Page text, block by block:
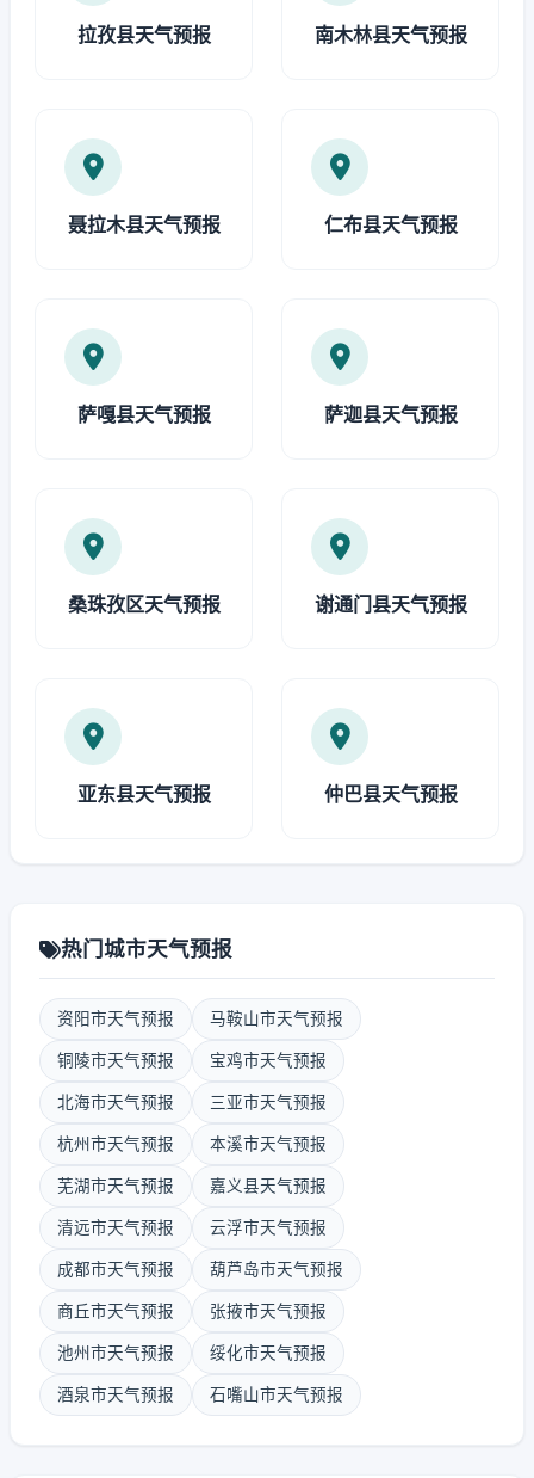
拉孜县天气预报 南木林县天气预报
聂拉木县天气预报 仁布县天气预报
萨嘎县天气预报 萨迦县天气预报
桑珠孜区天气预报 谢通门县天气预报
亚东县天气预报 仲巴县天气预报
热门城市天气预报
资阳市天气预报 马鞍山市天气预报
铜陵市天气预报 宝鸡市天气预报
北海市天气预报 三亚市天气预报
杭州市天气预报 本溪市天气预报
芜湖市天气预报 嘉义县天气预报
清远市天气预报 云浮市天气预报
成都市天气预报 葫芦岛市天气预报
商丘市天气预报 张掖市天气预报
池州市天气预报 绥化市天气预报
酒泉市天气预报 石嘴山市天气预报